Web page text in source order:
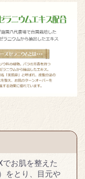
お肌を整えた
をとり、目元や